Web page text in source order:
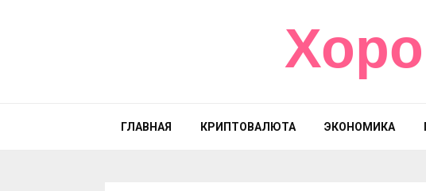
ГЛАВНАЯ КРИПТОВАЛЮТА ЭКОНОМИКА